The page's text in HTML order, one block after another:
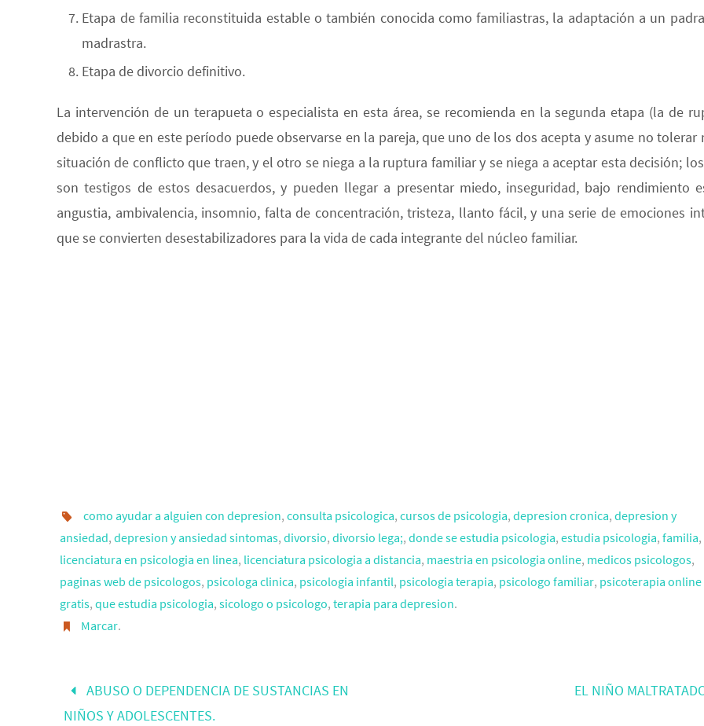
Etapa de familia reconstituida estable o también conocida como familiastras, la adaptación a un
madrastra.
Etapa de divorcio definitivo.
La intervención de un terapueta o especialista en esta área, se recomienda en la segunda etapa (la de
debido a que en este período puede observarse en la pareja, que uno de los dos acepta y asume no tolerar
situación de conflicto que traen, y el otro se niega a la ruptura familiar y se niega a aceptar esta decisión;
son testigos de estos desacuerdos, y pueden llegar a presentar miedo, inseguridad, bajo rendimiento
angustia, ambivalencia, insomnio, falta de concentración, tristeza, llanto fácil, y una serie de emociones
que se convierten desestabilizadores para la vida de cada integrante del núcleo familiar.
como ayudar a alguien con depresion, consulta psicologica, cursos de psicologia, depresion cronica, depresion y
ansiedad, depresion y ansiedad sintomas, divorsio, divorsio lega;, donde se estudia psicologia, estudia psicologia, familia,
licenciatura en psicologia en linea, licenciatura psicologia a distancia, maestria en psicologia online, medicos psicologos,
paginas web de psicologos, psicologa clinica, psicologia infantil, psicologia terapia, psicologo familiar, psicoterapia online
gratis, que estudia psicologia, sicologo o psicologo, terapia para depresion.
Marcar.
ABUSO O DEPENDENCIA DE SUSTANCIAS EN
NIÑOS Y ADOLESCENTES.
EL NIÑO